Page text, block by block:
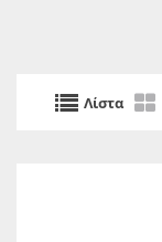
Λίστα